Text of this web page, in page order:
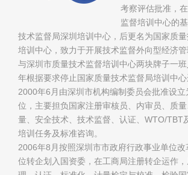
考察评估批准，
监督培训中心的
技术监督局深圳培训中心，后更名为国家质量
培训中心，致力于开展技术监督外向型经济管
与深圳市质量技术监督培训中心两块牌子一
年根据要求停止国家质量技术监督局培训中心
2000年6月由深圳市机构编制委员会批准设
位，主要担负国家注册审核员、内审员、质
量、安全技术、技术监督、认证、WTO/TBT
培训任务及标准咨询。
2006年8月按照深圳市市政府行政事业单位
位转企划入国资委，在工商局注册转企运作